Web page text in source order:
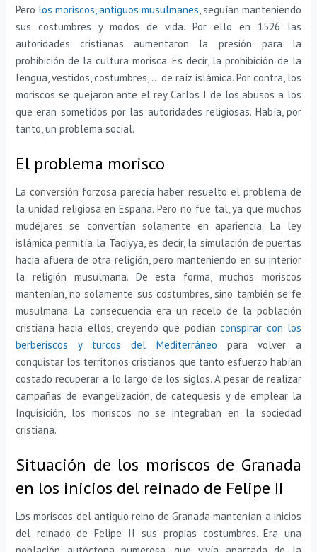
Pero los moriscos, antiguos musulmanes, seguían manteniendo
sus costumbres y modos de vida. Por ello en 1526 las
autoridades cristianas aumentaron la presión para la
prohibición de la cultura morisca. Es decir, la prohibición de la
lengua, vestidos, costumbres, … de raíz islámica. Por contra, los
moriscos se quejaron ante el rey Carlos I de los abusos a los
que eran sometidos por las autoridades religiosas. Había, por
tanto, un problema social.
El problema morisco
La conversión forzosa parecía haber resuelto el problema de
la unidad religiosa en España. Pero no fue tal, ya que muchos
mudéjares se convertían solamente en apariencia. La ley
islámica permitía la Taqiyya, es decir, la simulación de puertas
hacia afuera de otra religión, pero manteniendo en su interior
la religión musulmana. De esta forma, muchos moriscos
mantenían, no solamente sus costumbres, sino también se fe
musulmana. La consecuencia era un recelo de la población
cristiana hacia ellos, creyendo que podíanconspirar con los
berberiscos y turcos del Mediterráneo para volver a
conquistar los territorios cristianos que tanto esfuerzo habían
costado recuperar a lo largo de los siglos. A pesar de realizar
campañas de evangelización, de catequesis y de emplear la
Inquisición, los moriscos no se integraban en la sociedad
cristiana.
Situación de los moriscos de Granada
en los inicios del reinado de Felipe II
Los moriscos del antiguo reino de Granada mantenían a inicios
del reinado de Felipe II sus propias costumbres. Era una